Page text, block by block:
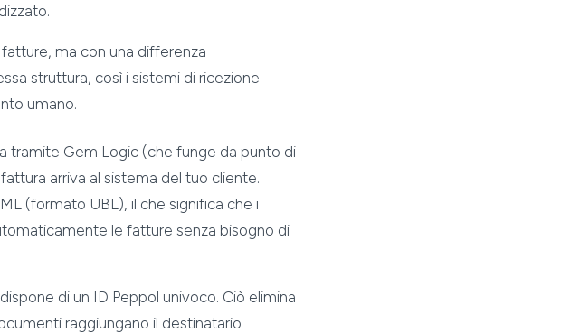
ma con una differenza
struttura, così i sistemi di ricezione
umano.
tramite Gem Logic (che funge da punto di
arriva al sistema del tuo cliente.
(formato UBL), il che significa che i
le fatture senza bisogno di
di un ID Peppol univoco. Ciò elimina
raggiungano il destinatario